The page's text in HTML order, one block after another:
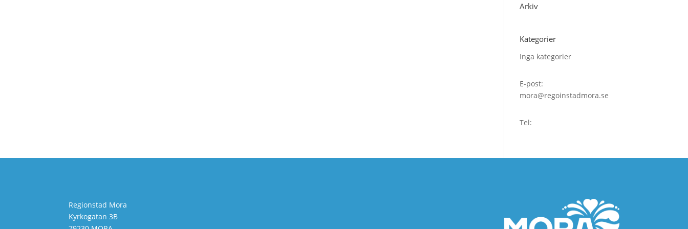
Arkiv
Kategorier
Inga kategorier
E-post:
mora@regoinstadmora.se
Tel:
Regionstad Mora
Kyrkogatan 3B